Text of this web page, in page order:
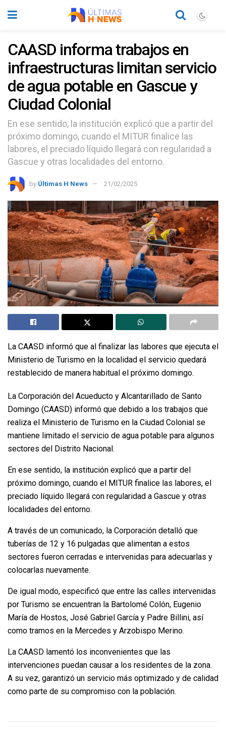
CAASD informa trabajos en
infraestructuras limitan servicio
de agua potable en Gascue y
Ciudad Colonial
En ese sentido, la institución explicó que a partir del
próximo domingo, cuando el MITUR finalice las
labores, el preciado líquido llegará con regularidad a
Gascue y otras localidades del entorno.
by Últimas H News 21/02/2025
La CAASD informó que al finalizar las labores que ejecuta el
Ministerio de Turismo en la localidad el servicio quedará
restablecido de manera habitual el próximo domingo.
La Corporación del Acueducto y Alcantarillado de Santo
Domingo (CAASD) informó que debido a los trabajos que
realiza el Ministerio de Turismo en la Ciudad Colonial se
mantiene limitado el servicio de agua potable para algunos
sectores del Distrito Nacional.
En ese sentido, la institución explicó que a partir del
próximo domingo, cuando el MITUR finalice las labores, el
preciado líquido llegará con regularidad a Gascue y otras
localidades del entorno.
A través de un comunicado, la Corporación detalló que
tuberías de 12 y 16 pulgadas que alimentan a estos
sectores fueron cerradas e intervenidas para adecuarlas y
colocarlas nuevamente.
De igual modo, especificó que entre las calles intervenidas
por Turismo se encuentran la Bartolomé Colón, Eugenio
María de Hostos, José Gabriel García y Padre Billini, así
como tramos en la Mercedes y Arzobispo Merino.
La CAASD lamentó los inconvenientes que las
intervenciones puedan causar a los residentes de la zona.
A su vez, garantizó un servicio más optimizado y de calidad
como parte de su compromiso con la población.